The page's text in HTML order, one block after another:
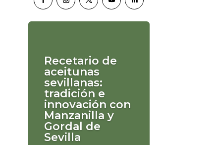
Recetario de
aceitunas
sevillanas:
tradición e
innovación con
Manzanilla y
Gordal de
Sevilla